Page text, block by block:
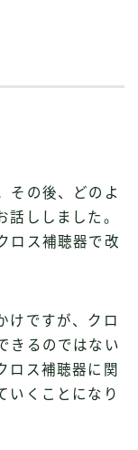
その後、どのよ
話ししました。
ロス補聴器で改
けですが、クロ
きるのではない
ロス補聴器に関
いくことになり